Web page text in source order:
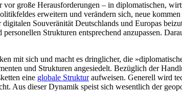
große Herausforderungen – in diplomatischen,
erweitern und verändern sich, neue
Souveränität Deutschlands und Europas
Strukturen entsprechend anzupassen.
mit sich und macht es dringlicher, die
und Strukturen angesiedelt. Bezüglich der
eine globale Strukturaufweisen. Generell wird
Aus dieser Dynamik speist sich wesentlich der